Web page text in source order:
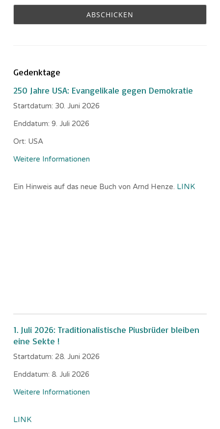
Gedenktage
250 Jahre USA: Evangelikale gegen Demokratie
Startdatum: 30. Juni 2026
Enddatum: 9. Juli 2026
Ort: USA
Weitere Informationen
Ein Hinweis auf das neue Buch von Arnd Henze. LINK
1. Juli 2026: Traditionalistische Piusbrüder bleiben
eine Sekte !
Startdatum: 28. Juni 2026
Enddatum: 8. Juli 2026
Weitere Informationen
LINK